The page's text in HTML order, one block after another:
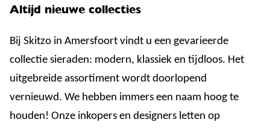
Altijd nieuwe collecties
Bij Skitzo in Amersfoort vindt u een gevarieerde
collectie sieraden: modern, klassiek en tijdloos. Het
uitgebreide assortiment wordt doorlopend
vernieuwd. We hebben immers een naam hoog te
houden! Onze inkopers en designers letten op